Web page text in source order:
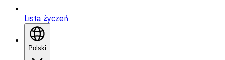
Lista życzeń
Polski